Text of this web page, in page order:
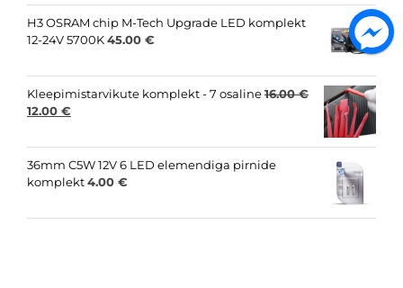
15.00 €.8.00 €.
H3 OSRAM chip M-Tech Upgrade LED komplekt
12-24V 5700K45.00 €
Kleepimistarvikute komplekt - 7 osaline16.00€
Original
was:
16.00 €.
12.00 €
is:
12.00 €.
36mm C5W 12V 6 LED elemendiga pirnide
komplekt4.00 €